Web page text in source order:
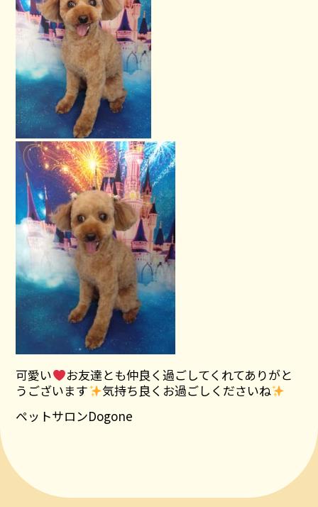
可愛い
お友達とも仲良く過ごしてくれてありがと
うございます
気持ち良くお過ごしくださいね
ペットサロンDogone